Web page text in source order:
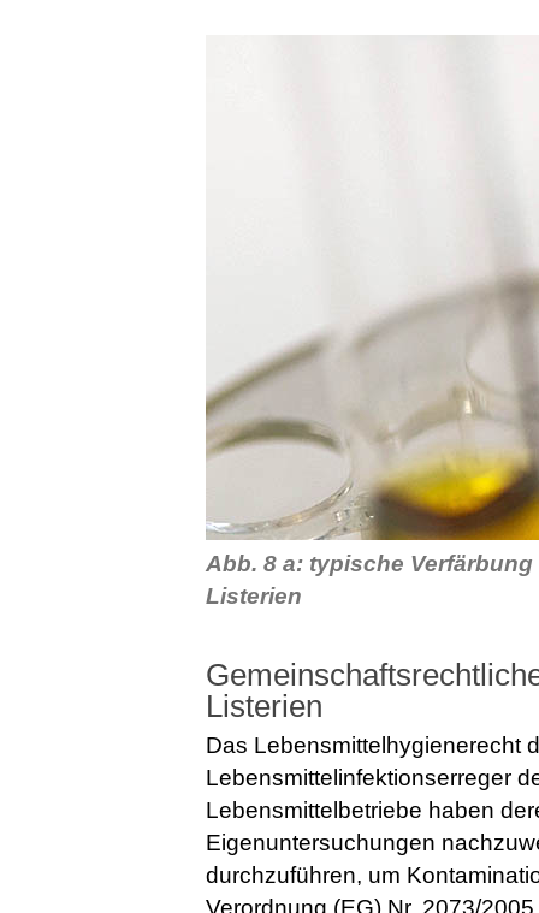
Abb. 8 a: typische
Listerien
Listerien
Das Lebensmittelhygienerecht
Lebensmittelinfektionserreger
Lebensmittelbetriebe haben
Eigenuntersuchungen
durchzuführen, um
Verordnung (EG) Nr. 2073/